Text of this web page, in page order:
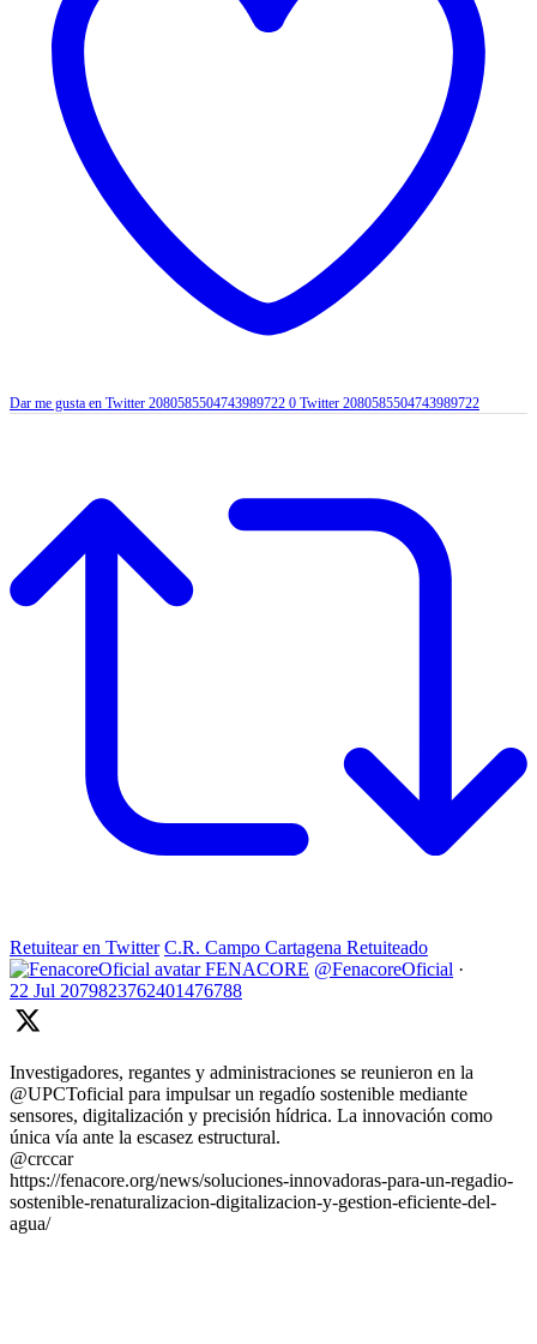
Dar me gusta en Twitter 2080585504743989722 0 Twitter 2080585504743989722
Retuitear en Twitter C.R. Campo Cartagena Retuiteado
FENACORE @FenacoreOficial ·
22 Jul 2079823762401476788
Investigadores, regantes y administraciones se reunieron en la
@UPCToficial para impulsar un regadío sostenible mediante
sensores, digitalización y precisión hídrica. La innovación como
única vía ante la escasez estructural.
@crccar
https://fenacore.org/news/soluciones-innovadoras-para-un-regadio-
sostenible-renaturalizacion-digitalizacion-y-gestion-eficiente-del-
agua/